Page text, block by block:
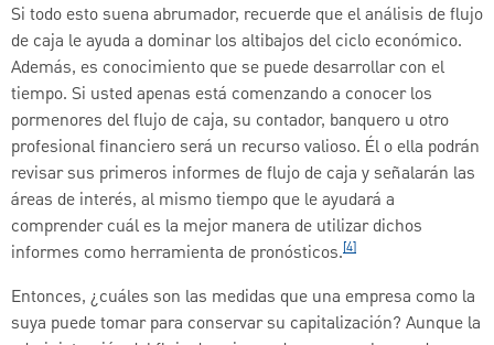
Si todo esto suena abrumador, recuerde que el análisis de flujo
de caja le ayuda a dominar los altibajos del ciclo económico.
Además, es conocimiento que se puede desarrollar con el
tiempo. Si usted apenas está comenzando a conocer los
pormenores del flujo de caja, su contador, banquero u otro
profesional financiero será un recurso valioso. Él o ella podrán
revisar sus primeros informes de flujo de caja y señalarán las
áreas de interés, al mismo tiempo que le ayudará a
comprender cuál es la mejor manera de utilizar dichos
informes como herramienta de pronósticos.[4]
Entonces, ¿cuáles son las medidas que una empresa como la
suya puede tomar para conservar su capitalización? Aunque la